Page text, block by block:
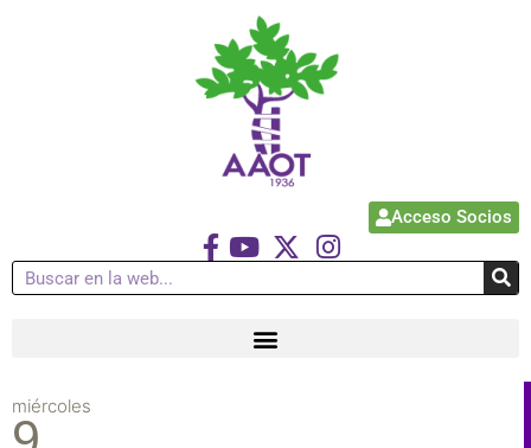
Acceso Socios
miércoles